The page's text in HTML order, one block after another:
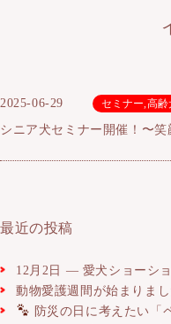
2025-06-29 セミナー,高齢
シニア犬セミナー開催！〜
最近の投稿
12月2日 ― 愛犬ショーシ
動物愛護週間が始まりまし
防災の日に考えたい「